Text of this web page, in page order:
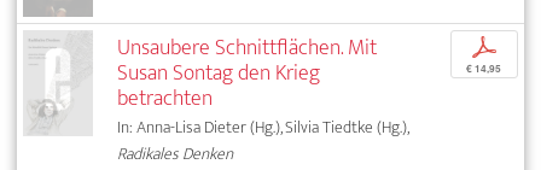
Unsaubere Schnittflächen. Mit
Susan Sontag den Krieg
betrachten
In: Anna-Lisa Dieter (Hg.), Silvia Tiedtke (Hg.),
Radikales Denken
p
€ 14,95